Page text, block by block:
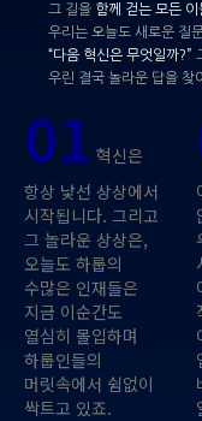
그 길을 함께 걷는 모든
우리는 오늘도 새로운 질
“다음 혁신은 무엇일까?”
우린 결국 놀라운 답을 찾
01 혁신은
항상 낯선 상상에서
시작됩니다. 그리고
그 놀라운 상상은,
오늘도 하룹의
수많은 인재들은
지금 이순간도
열심히 몰입하며
하룹인들의
머릿속에서 쉼없이
싹트고 있죠.